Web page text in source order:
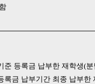
등록금 납부한 재학생(
금 납부기간 최종 납부한